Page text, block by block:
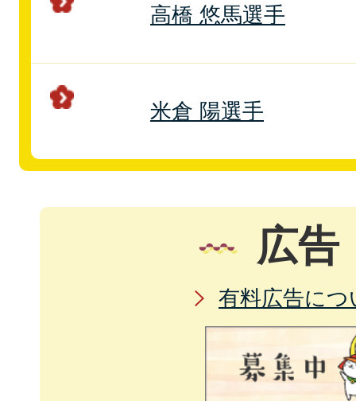
高橋 悠馬選手
米倉 陽選手
広告
有料広告につ